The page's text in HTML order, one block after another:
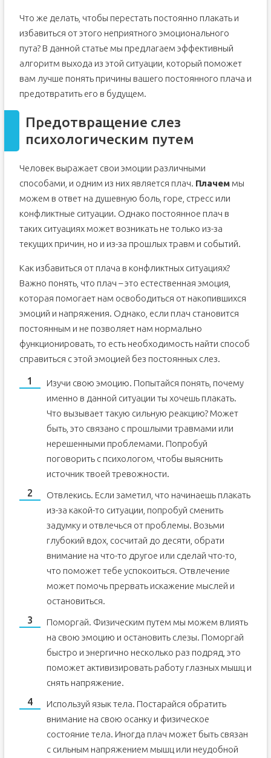
Что же делать, чтобы перестать постоянно плакать и
избавиться от этого неприятного эмоционального
пута? В данной статье мы предлагаем эффективный
алгоритм выхода из этой ситуации, который поможет
вам лучше понять причины вашего постоянного плача и
предотвратить его в будущем.
Предотвращение слез
психологическим путем
Человек выражает свои эмоции различными
способами, и одним из них является плач. Плачеммы
можем в ответ на душевную боль, горе, стресс или
конфликтные ситуации. Однако постоянное плач в
таких ситуациях может возникать не только из-за
текущих причин, но и из-за прошлых травм и событий.
Как избавиться от плача в конфликтных ситуациях?
Важно понять, что плач – это естественная эмоция,
которая помогает нам освободиться от накопившихся
эмоций и напряжения. Однако, если плач становится
постоянным и не позволяет нам нормально
функционировать, то есть необходимость найти способ
справиться с этой эмоцией без постоянных слез.
Изучи свою эмоцию. Попытайся понять, почему
именно в данной ситуации ты хочешь плакать.
Что вызывает такую сильную реакцию? Может
быть, это связано с прошлыми травмами или
нерешенными проблемами. Попробуй
поговорить с психологом, чтобы выяснить
источник твоей тревожности.
Отвлекись. Если заметил, что начинаешь плакать
из-за какой-то ситуации, попробуй сменить
задумку и отвлечься от проблемы. Возьми
глубокий вдох, сосчитай до десяти, обрати
внимание на что-то другое или сделай что-то,
что поможет тебе успокоиться. Отвлечение
может помочь прервать искажение мыслей и
остановиться.
Поморгай. Физическим путем мы можем влиять
на свою эмоцию и остановить слезы. Поморгай
быстро и энергично несколько раз подряд, это
поможет активизировать работу глазных мышц и
снять напряжение.
Используй язык тела. Постарайся обратить
внимание на свою осанку и физическое
состояние тела. Иногда плач может быть связан
с сильным напряжением мышц или неудобной